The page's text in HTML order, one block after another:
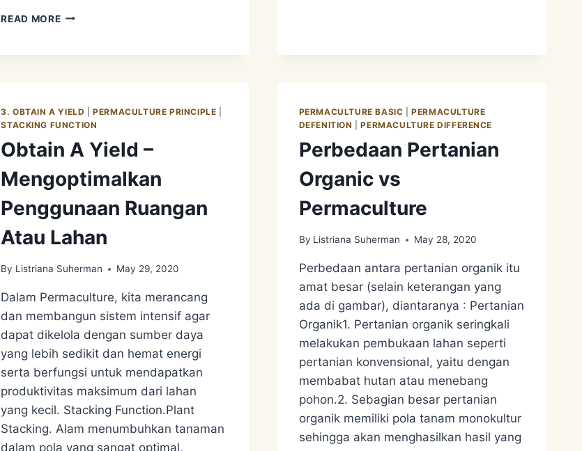
READ MOREPERMACULTURE
2
USER
3. OBTAIN A YIELD |PERMACULTURE PRINCIPLE
STACKING FUNCTION
Obtain A Yield –
Mengoptimalkan
Penggunaan Ruangan
Atau Lahan
By Listriana Suherman May 29, 2020
Dalam Permaculture, kita merancang
dan membangun sistem intensif agar
dapat dikelola dengan sumber daya
yang lebih sedikit dan hemat energi
serta berfungsi untuk mendapatkan
produktivitas maksimum dari lahan
yang kecil. Stacking Function.Plant
Stacking. Alam menumbuhkan tanaman
dalam pola yang sangat optimal,
PERMACULTURE BASIC |PERMACULTURE
DEFENITION
|PERMACULTURE DIFFERENCE
Perbedaan Pertanian
Organic vs
Permaculture
By Listriana Suherman May 28, 2020
Perbedaan antara pertanian organik itu
amat besar (selain keterangan yang
ada di gambar), diantaranya : Pertanian
Organik1. Pertanian organik seringkali
melakukan pembukaan lahan seperti
pertanian konvensional, yaitu dengan
membabat hutan atau menebang
pohon.2. Sebagian besar pertanian
organik memiliki pola tanam monokultur
sehingga akan menghasilkan hasil yang